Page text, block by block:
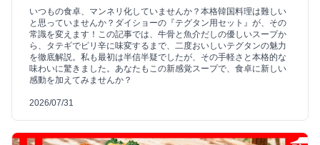
いつもの食卓、マンネリ化していませんか？本格韓国料理は難しい
と思っていませんか？ダイショーの『テグタン用セット』が、その
常識を変えます！この記事では、牛骨と魚介だしの優しいスープか
ら、タテギでピリ辛に味変するまで、二度おいしいテグタンの魅力
を徹底解説。私も最初は半信半疑でしたが、その手軽さと本格的な
味わいに驚きました。あなたもこの新感覚スープで、食卓に新しい
感動を加えてみませんか？
2026/07/31